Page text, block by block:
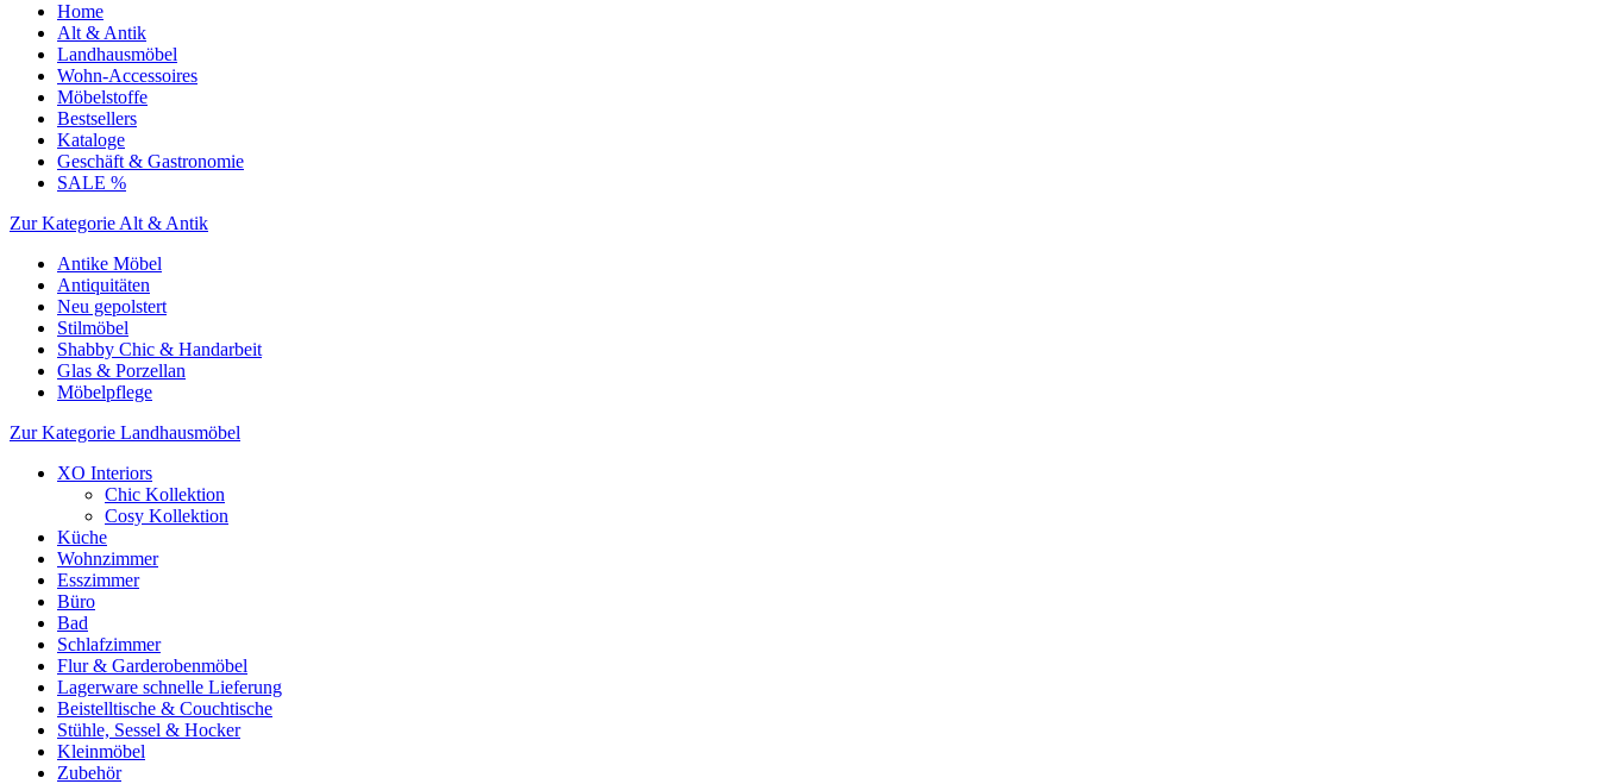
Home
Alt & Antik
Landhausmöbel
Wohn-Accessoires
Möbelstoffe
Bestsellers
Kataloge
Geschäft & Gastronomie
SALE %
Zur Kategorie Alt & Antik
Antike Möbel
Antiquitäten
Neu gepolstert
Stilmöbel
Shabby Chic & Handarbeit
Glas & Porzellan
Möbelpflege
Zur Kategorie Landhausmöbel
XO Interiors
Chic Kollektion
Cosy Kollektion
Küche
Wohnzimmer
Esszimmer
Büro
Bad
Schlafzimmer
Flur & Garderobenmöbel
Lagerware schnelle Lieferung
Beistelltische & Couchtische
Stühle, Sessel & Hocker
Kleinmöbel
Zubehör